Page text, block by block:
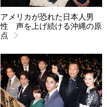
アメリカが恐れた日本人男
性 声を上げ続ける沖縄の原
点